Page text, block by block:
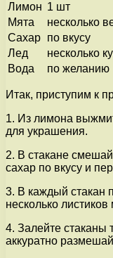
Лимон 1 шт
Мята
несколько
Сахар по вкусу
Лед
несколько
Вода
по желанию
Итак, приступим к
1. Из лимона
для украшения.
2. В стакане
сахар по вкусу и
3. В каждый стакан
несколько
4. Залейте стаканы
аккуратно